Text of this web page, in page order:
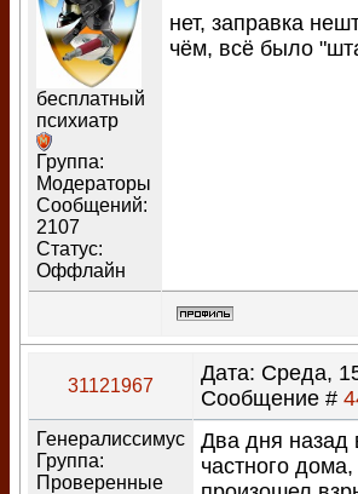
бесплатный
психиатр
Группа:
Модераторы
Сообщений:
2107
Статус:
Оффлайн
нет, заправка
чём, всё было
31121967
Дата: Среда,
Сообщение #
Генералиссимус
Группа:
Проверенные
Два дня назад
частного